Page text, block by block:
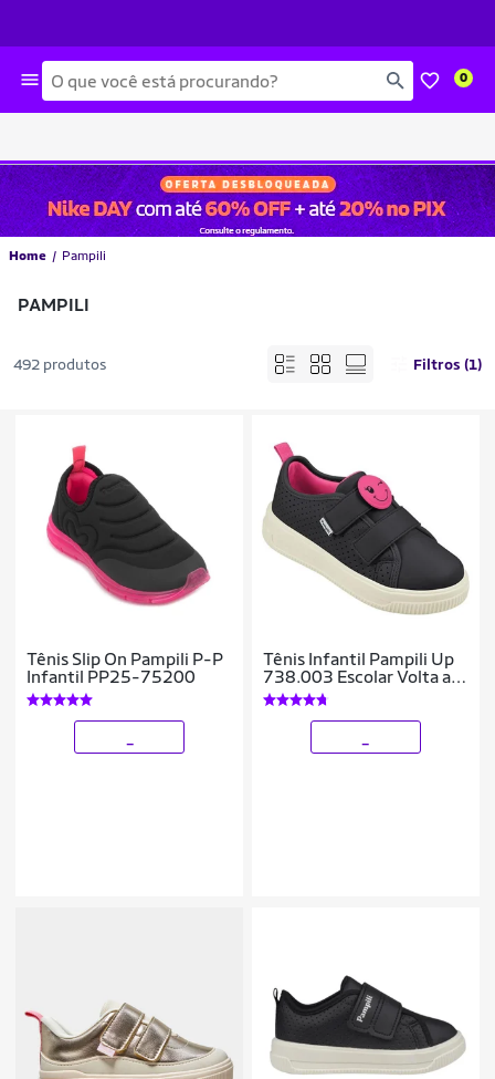
Busca 0
Home Pampili
PAMPILI
492 produtos Filtros (1)
Tênis Slip On Pampili P-P
Infantil PP25-75200
Tênis Infantil Pampili Up
738.003 Escolar Volta as
Aulas Emoji